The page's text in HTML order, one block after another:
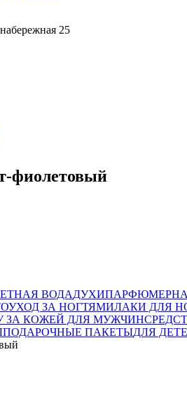
25
фиолетовый
ВОДАДУХИ
УХОД ЗА НОГТЯМИЛАКИ ДЛЯ
ЗА КОЖЕЙ ДЛЯ МУЖЧИН
ПОДАРОЧНЫЕ ПАКЕТЫДЛЯ